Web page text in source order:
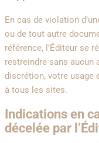
En cas de violation
ou de tout autre
référence, l’Éditeur se
restreindre sans aucun
discrétion, votre usage
à tous les sites.
Indications en
décelée par